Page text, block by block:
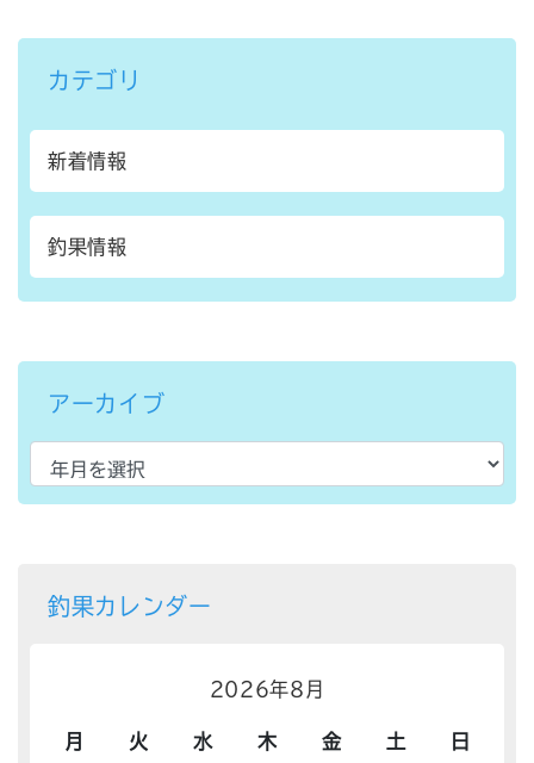
カテゴリ
新着情報
釣果情報
アーカイブ
釣果カレンダー
2026年8月
月 火 水 木 金 土
日